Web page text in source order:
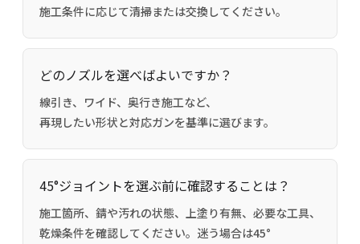
施工条件に応じて清掃または交換してください。
どのノズルを選べばよいですか？
線引き、ワイド、奥行き施工など、
再現したい形状と対応ガンを基準に選びます。
45°ジョイントを選ぶ前に確認することは？
施工箇所、錆や汚れの状態、上塗り有無、必要な工具、
乾燥条件を確認してください。迷う場合は45°